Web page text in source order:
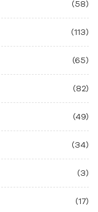
(58)
(113)
(65)
(82)
(49)
(34)
(3)
(17)